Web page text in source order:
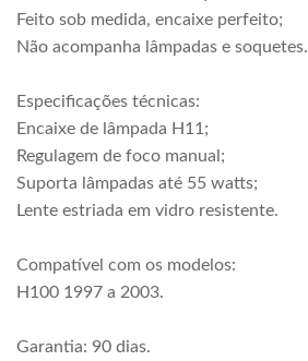
Feito sob medida, encaixe perfeito;
Não acompanha lâmpadas e soquetes.
Especificações técnicas:
Encaixe de lâmpada H11;
Regulagem de foco manual;
Suporta lâmpadas até 55 watts;
Lente estriada em vidro resistente.
Compatível com os modelos:
H100 1997 a 2003.
Garantia: 90 dias.